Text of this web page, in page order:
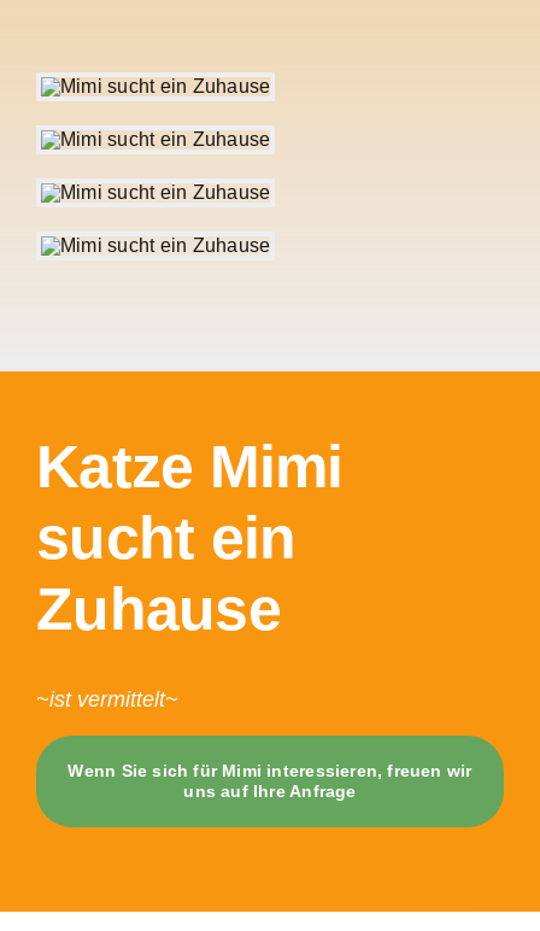
Katze Mimi
sucht ein
Zuhause
~ist vermittelt~
Wenn Sie sich für Mimi interessieren, freuen wir
uns auf Ihre Anfrage